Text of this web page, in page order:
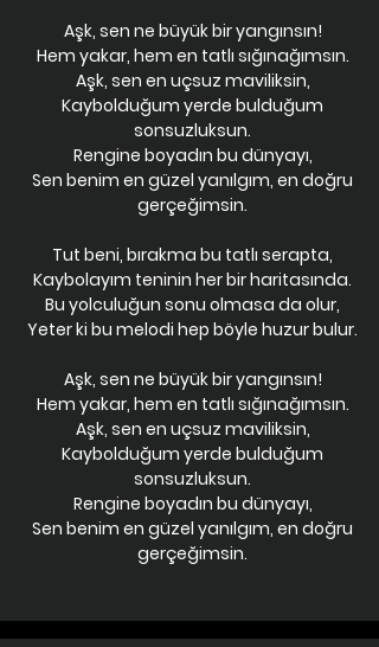
Aşk, sen ne büyük bir yangınsın!
Hem yakar, hem en tatlı sığınağımsın.
Aşk, sen en uçsuz maviliksin,
Kaybolduğum yerde bulduğum
sonsuzluksun.
Rengine boyadın bu dünyayı,
Sen benim en güzel yanılgım, en doğru
gerçeğimsin.
Tut beni, bırakma bu tatlı serapta,
Kaybolayım teninin her bir haritasında.
Bu yolculuğun sonu olmasa da olur,
Yeter ki bu melodi hep böyle huzur bulur.
Aşk, sen ne büyük bir yangınsın!
Hem yakar, hem en tatlı sığınağımsın.
Aşk, sen en uçsuz maviliksin,
Kaybolduğum yerde bulduğum
sonsuzluksun.
Rengine boyadın bu dünyayı,
Sen benim en güzel yanılgım, en doğru
gerçeğimsin.